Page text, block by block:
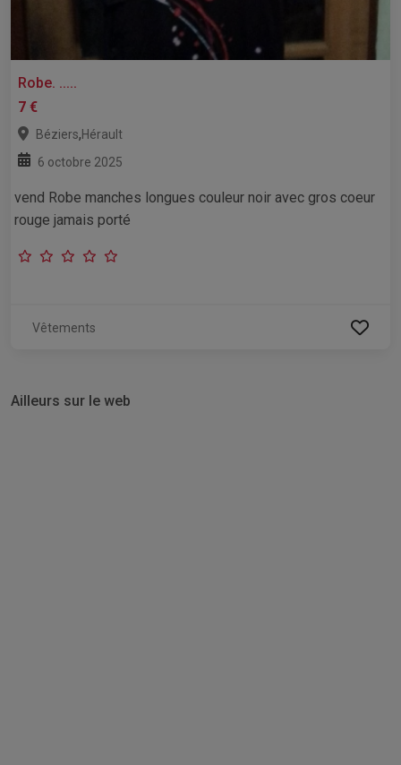
Robe. .....
7 €
Béziers,Hérault
6 octobre 2025
vend Robe manches longues couleur noir avec gros coeur
rouge jamais porté
Vêtements
Ailleurs sur le web